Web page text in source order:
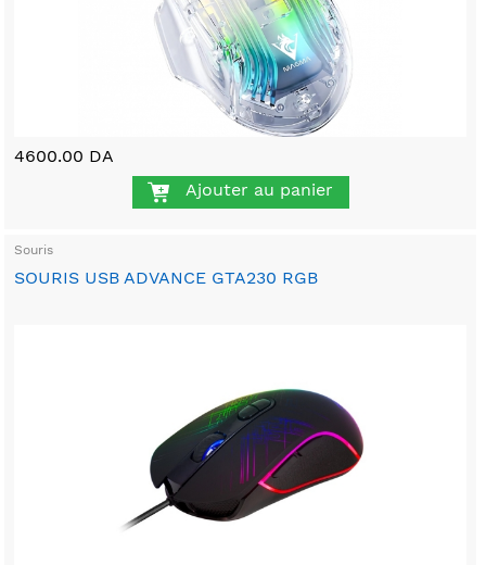
4600.00 DA
Ajouter au panier
Souris
SOURIS USB ADVANCE GTA230 RGB